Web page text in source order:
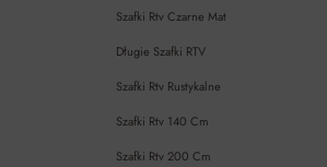
Szafki Rtv Czarne Mat
Długie Szafki RTV
Szafki Rtv Rustykalne
Szafki Rtv 140 Cm
Szafki Rtv 200 Cm